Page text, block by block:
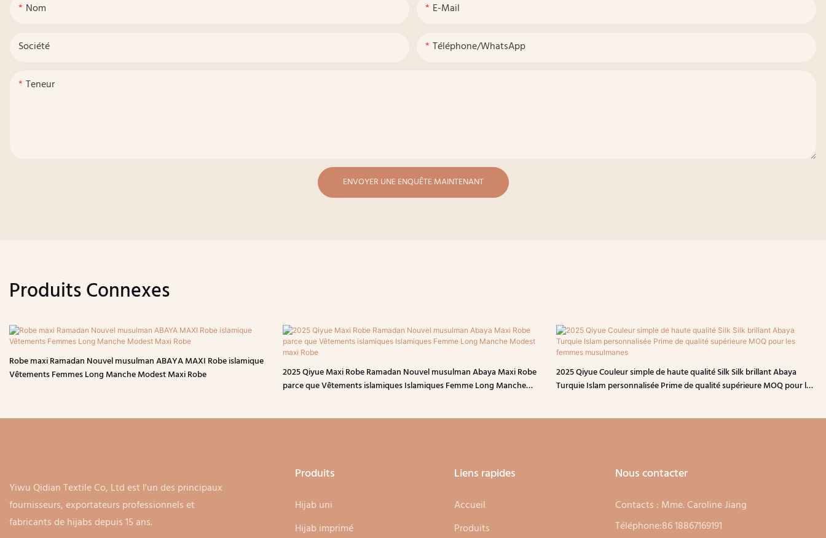
Nom E-Mail
Société Téléphone/WhatsApp
Teneur
ENVOYER UNE ENQUÊTE MAINTENANT
Produits Connexes
Robe maxi Ramadan Nouvel musulman ABAYA MAXI Robe islamique
Vêtements Femmes Long Manche Modest Maxi Robe
2025 Qiyue Maxi Robe Ramadan Nouvel musulman Abaya Maxi Robe
parce que Vêtements islamiques Islamiques Femme Long Manche
2025 Qiyue Couleur simple de haute qualité Silk Silk brillant Abaya
Turquie Islam personnalisée Prime de qualité supérieure MOQ pour les
Yiwu Qidian Textile Co, Ltd est l'un des principaux
fournisseurs, exportateurs professionnels et
fabricants de hijabs depuis 15 ans.
Produits
Hijab uni
Hijab imprimé
Liens rapides
Accueil
Produits
Nous contacter
Contacts : Mme. Caroline Jiang
Téléphone:86 18867169191